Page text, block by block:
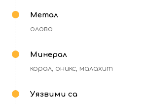
Метал
олово
Минерал
корал, оникс, малахит
Уязвими са